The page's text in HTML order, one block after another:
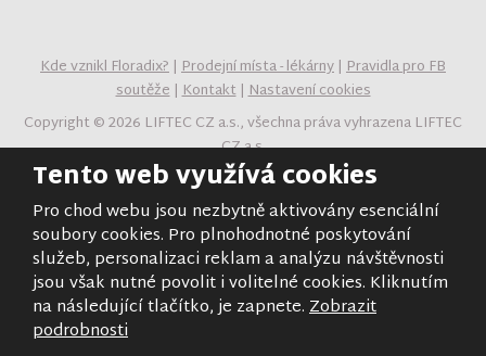
Copyright © 2026 LIFTEC CZ a.s., všechna práva vyhrazena LIFTEC
CZ a.s.
Obsah stránek je majetkem provozovatele. Kopírování,
zveřejňování textů či fotografií je povoleno pouze s jeho
souhlasem.
Kde vznikl Floradix? | Prodejní místa - lékárny | Pravidla pro FB
soutěže |Kontakt |Nastavení cookies
Tento web je chráněn pomocí Google ReCAPTCHA a platí pro
Tento web využívá cookies
Pro chod webu jsou nezbytně aktivovány esenciální
soubory cookies. Pro plnohodnotné poskytování
služeb, personalizaci reklam a analýzu návštěvnosti
jsou však nutné povolit i volitelné cookies. Kliknutím
na následující tlačítko, je zapnete.Zobrazit
podrobnosti